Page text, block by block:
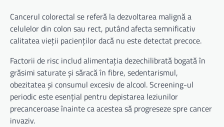
Cancerul colorectal se referă la dezvoltarea malignă a
celulelor din colon sau rect, putând afecta semnificativ
calitatea vieții pacienților dacă nu este detectat precoce.
Factorii de risc includ alimentația dezechilibrată bogată în
grăsimi saturate și săracă în fibre, sedentarismul,
obezitatea și consumul excesiv de alcool. Screening-ul
periodic este esențial pentru depistarea leziunilor
precanceroase înainte ca acestea să progreseze spre cancer
invaziv.